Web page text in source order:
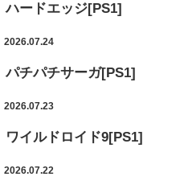
ハードエッジ[PS1]
2026.07.24
パチパチサーガ[PS1]
2026.07.23
ワイルドロイド9[PS1]
2026.07.22